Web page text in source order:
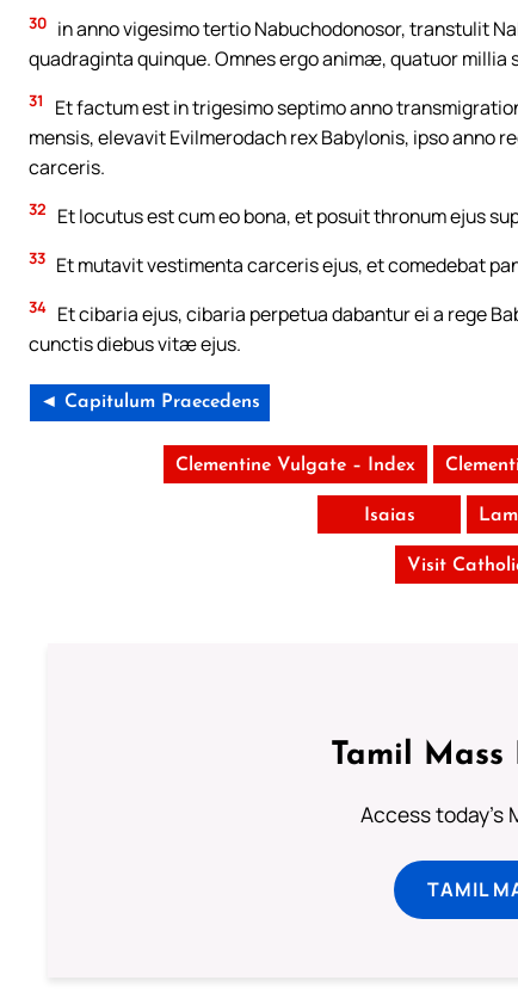
30 in anno vigesimo tertio Nabuchodonosor, transtulit
quadraginta quinque. Omnes ergo animæ, quatuor
31
Et factum est in trigesimo septimo anno
mensis, elevavit Evilmerodach rex Babylonis, ipso anno
carceris.
32 Et locutus est cum eo bona, et posuit thronum ejus
33 Et mutavit vestimenta carceris ejus, et comedebat
34 Et cibaria ejus, cibaria perpetua dabantur ei a rege
cunctis diebus vitæ ejus.
◄ Capitulum Praecedens
Clementine Vulgate – Index
Isaias
Visit
Tamil Mass
Access today's
TAMIL